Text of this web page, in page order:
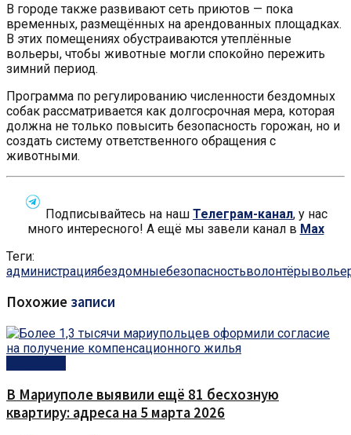
В городе также развивают сеть приютов — пока
временных, размещённых на арендованных площадках.
В этих помещениях обустраиваются утеплённые
вольеры, чтобы животные могли спокойно пережить
зимний период.
Программа по регулированию численности бездомных
собак рассматривается как долгосрочная мера, которая
должна не только повысить безопасность горожан, но и
создать систему ответственного обращения с
животными.
Подписывайтесь на наш Телеграм-канал, у нас
много интересного! А ещё мы завели канал в Max
Теги:
администрациябездомныебезопасностьволонтёры
Похожие записи
В Мариуполе выявили ещё 81 бесхозную
квартиру: адреса на 5 марта 2026